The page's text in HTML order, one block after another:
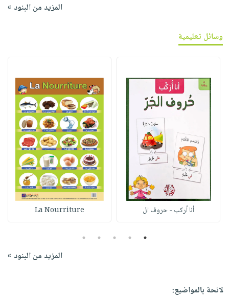
المزيد من البنود »
وسائل تعليمية
أنا أركب - حروف ال La Nourriture
1
2
3
4
5
المزيد من البنود »
لائحة بالمواضيع: